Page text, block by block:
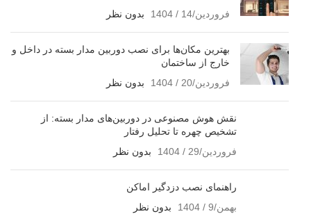
فروردین/14 / 1404
بدون نظر
بهترین مکان‌ها برای نصب دوربین مدار بسته در داخل و
خارج از ساختمان
فروردین/20 / 1404
بدون نظر
نقش هوش مصنوعی در دوربین‌های مدار بسته: از
تشخیص چهره تا تحلیل رفتار
فروردین/29 / 1404
بدون نظر
راهنمای نصب دزدگیر اماکن
بهمن/9 / 1404
بدون نظر